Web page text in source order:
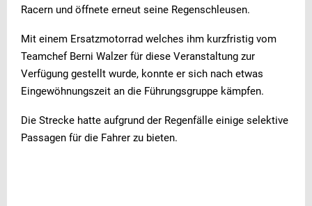
Racern und öffnete erneut seine Regenschleusen.
Mit einem Ersatzmotorrad welches ihm kurzfristig vom
Teamchef Berni Walzer für diese Veranstaltung zur
Verfügung gestellt wurde, konnte er sich nach etwas
Eingewöhnungszeit an die Führungsgruppe kämpfen.
Die Strecke hatte aufgrund der Regenfälle einige selektive
Passagen für die Fahrer zu bieten.